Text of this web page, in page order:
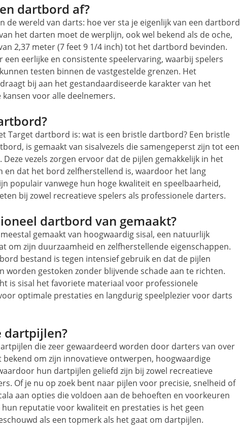
dartbord af?
de wereld van darts: hoe ver sta je eigenlijk van een dartbord
het darten moet de werplijn, ook wel bekend als de oche,
2,37 meter (7 feet 9 1/4 inch) tot het dartbord bevinden.
een eerlijke en consistente speelervaring, waarbij spelers
testen binnen de vastgestelde grenzen. Het
bij aan het gestandaardiseerde karakter van het
voor alle deelnemers.
Target dartbord is: wat is een bristle dartbord? Een bristle
is gemaakt van sisalvezels die samengeperst zijn tot een
vezels zorgen ervoor dat de pijlen gemakkelijk in het
en dat het bord zelfherstellend is, waardoor het lang
populair vanwege hun hoge kwaliteit en speelbaarheid,
bij zowel recreatieve spelers als professionele darters.
dartbord van gemaakt?
gemaakt van hoogwaardig sisal, een natuurlijk
om zijn duurzaamheid en zelfherstellende eigenschappen.
bestand is tegen intensief gebruik en dat de pijlen
worden gestoken zonder blijvende schade aan te richten.
is sisal het favoriete materiaal voor professionele
optimale prestaties en langdurig speelplezier voor darts
dartpijlen?
die zeer gewaardeerd worden door darters van over
bekend om zijn innovatieve ontwerpen, hoogwaardige
hun dartpijlen geliefd zijn bij zowel recreatieve
Of je nu op zoek bent naar pijlen voor precisie, snelheid of
aan opties die voldoen aan de behoeften en voorkeuren
reputatie voor kwaliteit en prestaties is het geen
als een topmerk als het gaat om dartpijlen.